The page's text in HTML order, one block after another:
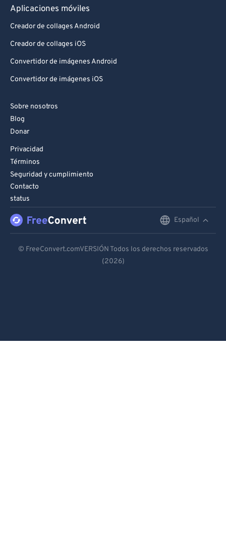
Aplicaciones móviles
Creador de collages Android
Creador de collages iOS
Convertidor de imágenes Android
Convertidor de imágenes iOS
Sobre nosotros
Blog
Donar
Privacidad
Términos
Seguridad y cumplimiento
Contacto
status
Español
Español
© FreeConvert.comVERSIÓN Todos los derechos reservados
(2026)